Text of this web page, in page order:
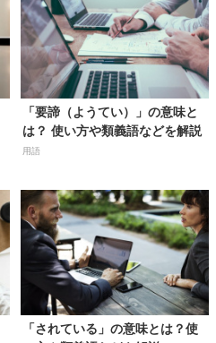
「要諦（ようてい）」の意味と
は？ 使い方や類義語などを解説
用語
「されている」の意味とは？使